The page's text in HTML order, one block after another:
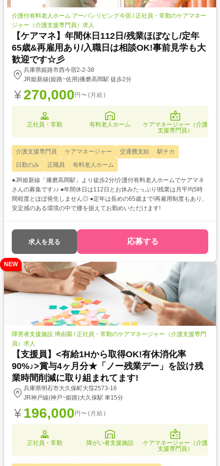
介護付有料老人ホーム アーバンリビング今宿 / 正社員・常勤のケアマネー
ジャー（介護支援専門員）求人
【ケアマネ】年間休日112日/残業ほぼなし/定年
65歳&再雇用あり/入職日は相談OK!事前見学も大
歓迎です☆彡
兵庫県姫路市西今宿2-2-38
JR姫新線(姫路~佐用)播磨高岡駅 徒歩2分
270,000 円〜(月給)
正社員・常勤 有料老人ホーム
ケアマネージャー（介護
支援専門員）
介護支援専門員 ケアマネージャー 交通費支給
駅チカ
日勤のみ
正職員 有料老人ホーム
●JR姫新線「播磨高岡駅」より徒歩2分!介護付有料老人ホームでケアマネ
さんの募集です♪♪ ●年間休日は112日とお休みたっぷり!残業は月平均5時
間程度とほぼ発生しません◎ ●定年は長めの65歳まで!再雇用制度もあり、
安定感のある環境の中で腰を据えてお勤めいただけます!
求人を見る 応募する
NEW
障害者支援施設 博由園 / 正社員・常勤のケアマネージャー（介護支援専門
員）求人
【支援員】<有給1Hから取得OK!有休消化率
90%♪>賞与4ヶ月分★「ノー残業デー」を設け残
業時間削減に取り組まれてます!
兵庫県明石市大久保町大窪2573-16
JR神戸線(神戸~姫路)大久保駅 車15分
196,000 円〜(月給)
正社員・常勤 障がい者支援施設
ケアマネージャー（介護
支援専門員）